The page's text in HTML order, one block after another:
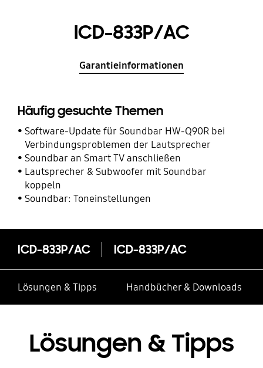
ICD-833P/AC
Garantieinformationen
Häufig gesuchte Themen
Software-Update für Soundbar HW-Q90R bei
Verbindungsproblemen der Lautsprecher
Soundbar an Smart TV anschließen
Lautsprecher & Subwoofer mit Soundbar
koppeln
Soundbar: Toneinstellungen
ICD-833P/AC ICD-833P/AC
Lösungen & Tipps Handbücher & Downloads
Lösungen & Tipps